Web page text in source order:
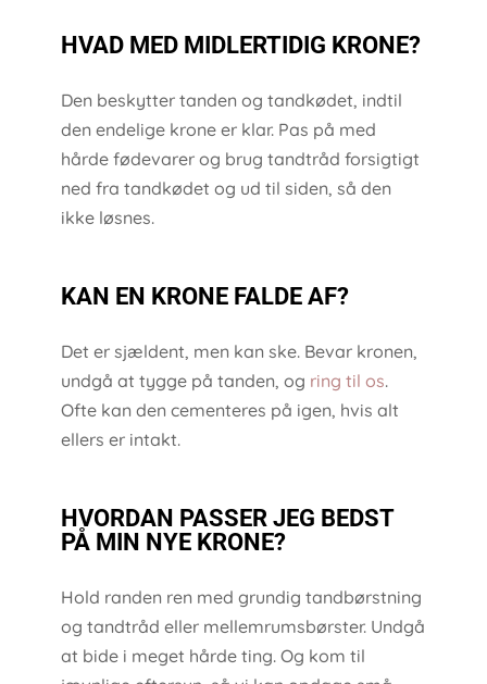
HVAD MED MIDLERTIDIG KRONE?
Den beskytter tanden og tandkødet, indtil
den endelige krone er klar. Pas på med
hårde fødevarer og brug tandtråd forsigtigt
ned fra tandkødet og ud til siden, så den
ikke løsnes.
KAN EN KRONE FALDE AF?
Det er sjældent, men kan ske. Bevar kronen,
undgå at tygge på tanden, og ring til os.
Ofte kan den cementeres på igen, hvis alt
ellers er intakt.
HVORDAN PASSER JEG BEDST
PÅ MIN NYE KRONE?
Hold randen ren med grundig tandbørstning
og tandtråd eller mellemrumsbørster. Undgå
at bide i meget hårde ting. Og kom til